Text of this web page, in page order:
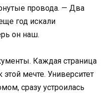
провода. — Два
год искали
он наш.
Каждая страница
мечте. Университет
сразу устроилась